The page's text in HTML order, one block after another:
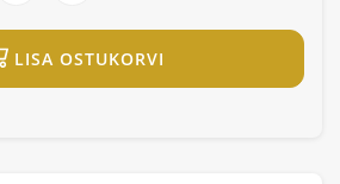
LISA OSTUKORVI